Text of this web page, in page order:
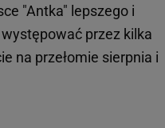
"Antka" lepszego i
przez kilka
na przełomie sierpnia i